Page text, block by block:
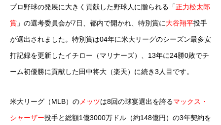
プロ野球の発展に大きく貢献した野球人に贈られる「正力松太郎
賞 」の選考委員会が7日、都内で開かれ、特別賞に大谷翔平投手
が選出されました。特別賞は04年に米大リーグのシーズン最多安
打記録を更新したイチロー（マリナーズ）、13年に24勝0敗でチ
ーム初優勝に貢献した田中将大（楽天）に続き3人目です。
米大リーグ（MLB）の メッツは8回の球宴選出を誇るマックス・
シャーザー投手と総額1億3000万ドル（約148億円）の3年契約を